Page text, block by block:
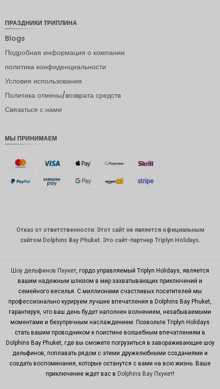
ЙЕНА
евро
ая
крона
САПР
корейск
ая вона
китайски
й юань
ТВД
MYR
PHP
ПРАЗДНИКИ ТРИПЛИНА
Blogs
Подробная информация о компании
политика конфиденциальности
Условия использования
Политика отмены/возврата средств
Связаться с нами
МЫ ПРИНИМАЕМ
Отказ от ответственности: Этот сайт не является официальным
сайтом Dolphins Bay Phuket. Это сайт-партнер Triplyn Holidays.
Шоу дельфинов Пхукет, гордо управляемый Triplyn Holidays, является
вашим надежным шлюзом в мир захватывающих приключений и
семейного веселья. С миллионами счастливых посетителей мы
профессионально курируем лучшие впечатления в Dolphins Bay Phuket,
гарантируя, что ваш день будет наполнен волнением, незабываемыми
моментами и безупречным наслаждением. Позвольте Triplyn Holidays
стать вашим проводником к поистине волшебным впечатлениям в
Dolphins Bay Phuket, где вы сможете погрузиться в завораживающие шоу
дельфинов, поплавать рядом с этими дружелюбными созданиями и
создать воспоминания, которые останутся с вами на всю жизнь. Ваше
приключение ждет вас в Dolphins Bay Пхукет!